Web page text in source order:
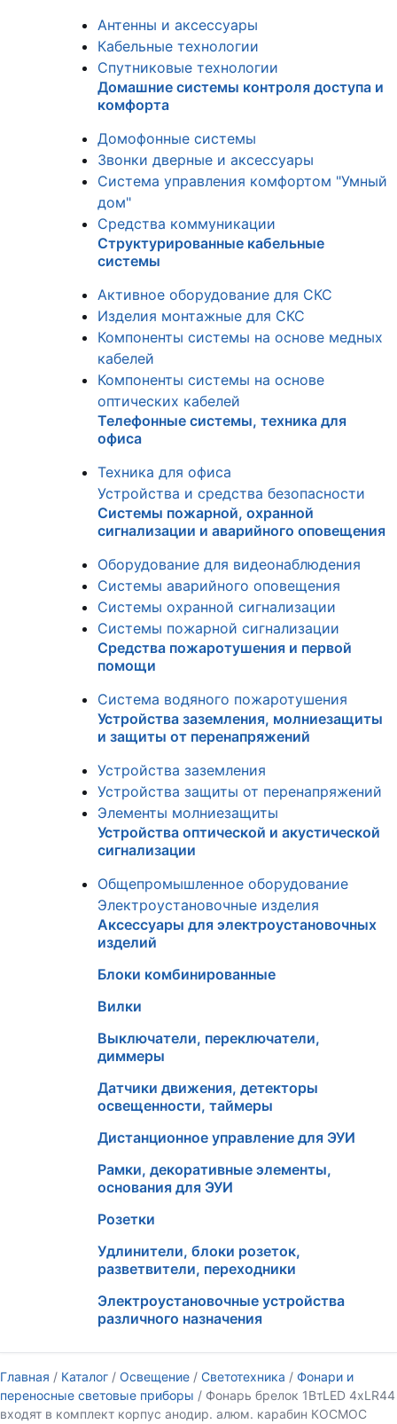
Антенны и аксессуары
Кабельные технологии
Спутниковые технологии
Домашние системы контроля доступа и
комфорта
Домофонные системы
Звонки дверные и аксессуары
Система управления комфортом "Умный
дом"
Средства коммуникации
Структурированные кабельные
системы
Активное оборудование для СКС
Изделия монтажные для СКС
Компоненты системы на основе медных
кабелей
Компоненты системы на основе
оптических кабелей
Телефонные системы, техника для
офиса
Техника для офиса
Устройства и средства безопасности
Системы пожарной, охранной
сигнализации и аварийного оповещения
Оборудование для видеонаблюдения
Системы аварийного оповещения
Системы охранной сигнализации
Системы пожарной сигнализации
Средства пожаротушения и первой
помощи
Система водяного пожаротушения
Устройства заземления, молниезащиты
и защиты от перенапряжений
Устройства заземления
Устройства защиты от перенапряжений
Элементы молниезащиты
Устройства оптической и акустической
сигнализации
Общепромышленное оборудование
Электроустановочные изделия
Аксессуары для электроустановочных
изделий
Блоки комбинированные
Вилки
Выключатели, переключатели,
диммеры
Датчики движения, детекторы
освещенности, таймеры
Дистанционное управление для ЭУИ
Рамки, декоративные элементы,
основания для ЭУИ
Розетки
Удлинители, блоки розеток,
разветвители, переходники
Электроустановочные устройства
различного назначения
Главная / Каталог / Освещение / Светотехника / Фонари и
переносные световые приборы / Фонарь брелок 1ВтLED 4xLR44
входят в комплект корпус анодир. алюм. карабин КОСМОС